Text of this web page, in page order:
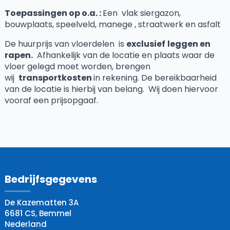
Toepassingen op o.a. :Een vlak siergazon,
bouwplaats, speelveld, manege , straatwerk en asfalt
De huurprijs van vloerdelen is exclusief leggen en
rapen.Afhankelijk van de locatie en plaats waar de
vloer gelegd moet worden, brengen
wij transportkostenin rekening. De bereikbaarheid
van de locatie is hierbij van belang. Wij doen hiervoor
vooraf een prijsopgaaf.
Bedrijfsgegevens
De Kazematten 3A
6681 CS, Bemmel
Nederland